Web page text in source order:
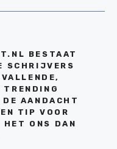
BESTAAT
SCHRIJVERS
TRENDING
DE AANDACHT
TIP VOOR
ONS DAN